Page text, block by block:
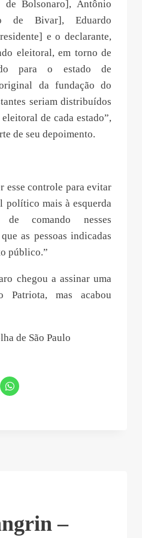
Bolsonaro], Antônio
de Bivar], Eduardo
e o declarante,
eleitoral, em torno de
para o estado de
da fundação do
seriam distribuídos
de cada estado”,
de seu depoimento.
esse controle para evitar
político mais à esquerda
de comando nesses
as pessoas indicadas
público.”
chegou a assinar uma
mas acabou
de São Paulo
–